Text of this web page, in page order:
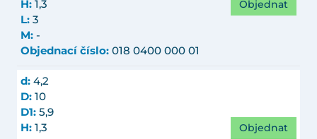
H: 1,3
L: 3
M: -
Objednací číslo: 018 0400 000 01
Objednat
d: 4,2
D: 10
D1: 5,9
H: 1,3
Objednat